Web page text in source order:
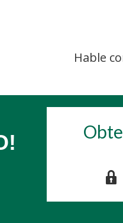
Hable